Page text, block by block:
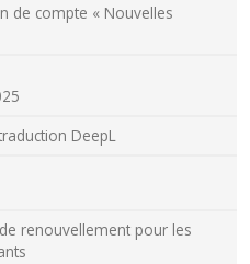
de compte « Nouvelles
DeepL
renouvellement pour les